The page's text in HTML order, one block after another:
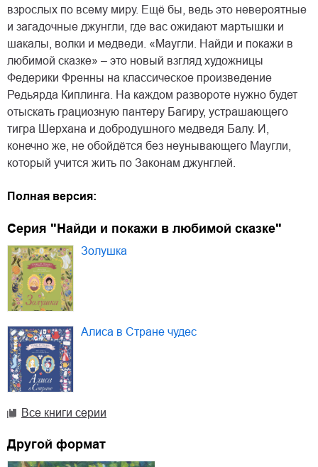
взрослых по всему миру. Ещё бы, ведь это невероятные
и загадочные джунгли, где вас ожидают мартышки и
шакалы, волки и медведи. «Маугли. Найди и покажи в
любимой сказке» – это новый взгляд художницы
Федерики Френны на классическое произведение
Редьярда Киплинга. На каждом развороте нужно будет
отыскать грациозную пантеру Багиру, устрашающего
тигра Шерхана и добродушного медведя Балу. И,
конечно же, не обойдётся без неунывающего Маугли,
который учится жить по Законам джунглей.
Полная версия:
Серия "Найди и покажи в любимой сказке"
Золушка
Алиса в Стране чудес
Все книги серии
Другой формат